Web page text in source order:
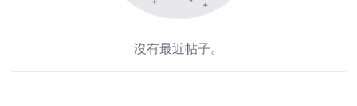
沒有最近帖子。